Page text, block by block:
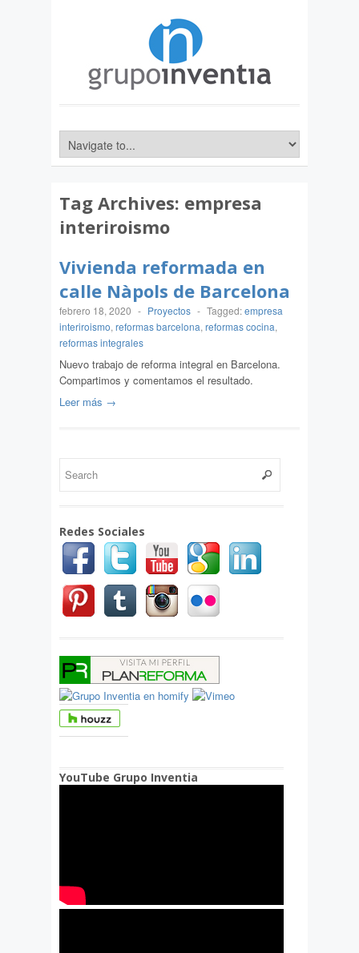
Tag Archives: empresa
interiroismo
Vivienda reformada en
calle Nàpols de Barcelona
febrero 18, 2020 - Proyectos - Tagged:empresa
interiroismo, reformas barcelona, reformas cocina,
reformas integrales
Nuevo trabajo de reforma integral en Barcelona.
Compartimos y comentamos el resultado.
Leer más →
Redes Sociales
YouTube Grupo Inventia